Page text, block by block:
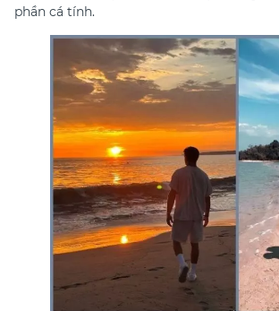
phần cá tính.